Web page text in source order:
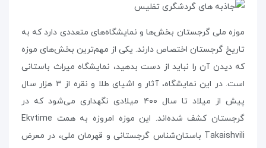
موزه‌ ملی گرجستان بخش‌ها و نمایشگاه‌های متعددی دارد که به
تاریخ گرجستان اختصاص دارند. یکی از مهم‌ترین بخش‌های موزه
که دیدن آن را نباید از دست بدهید، نمایشگاه میراث باستانی
است. در این نمایشگاه، آثار و اشیای طلا و نقره از ۳ هزار سال
پیش از میلاد تا سال ۴۰۰ میلادی نگهداری می‌شود که در
گرجستان کشف شده‌اند. این موزه امروزه به همت Ekvtime
Takaishvili باستان‌شناس گرجستانی و قهرمان ملی، در معرض